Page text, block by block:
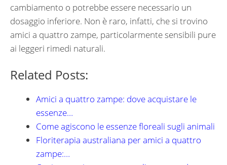
cambiamento o potrebbe essere necessario un
dosaggio inferiore. Non è raro, infatti, che si trovino
amici a quattro zampe, particolarmente sensibili pure
ai leggeri rimedi naturali.
Related Posts:
Amici a quattro zampe: dove acquistare le
essenze…
Come agiscono le essenze floreali sugli animali
Floriterapia australiana per amici a quattro
zampe:…